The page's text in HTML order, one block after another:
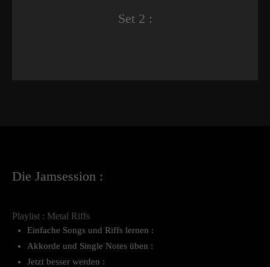
Set 2 :
Die Jamsession :
Playlist : Metal Riffs
Einfache Songs und Riffs lernen :
Akkorde und Single Notes üben :
Jetzt besser werden :